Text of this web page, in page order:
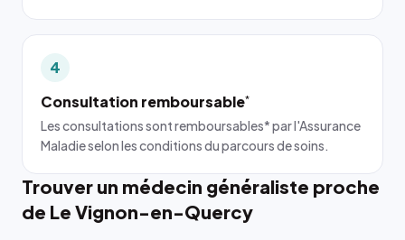
4
Consultation remboursable*
Les consultations sont remboursables* par l'Assurance
Maladie selon les conditions du parcours de soins.
Trouver un médecin généraliste proche
de Le Vignon-en-Quercy